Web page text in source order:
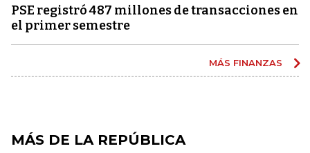
PSE registró 487 millones de transacciones en
el primer semestre
MÁS FINANZAS
MÁS DE LA REPÚBLICA